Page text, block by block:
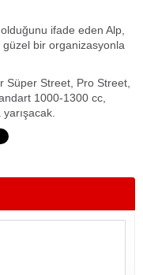
ifade eden Alp,
bir organizasyonla
Süper Street, Pro Street,
1000-1300 cc,